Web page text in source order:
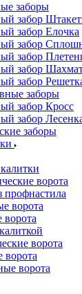
заборы
забор
забор Елочка
забор
забор
забор
забор
заборы
забор Кросс
забор
заборы
ворота
профнастила
ворота
ворота
ворота
ворота